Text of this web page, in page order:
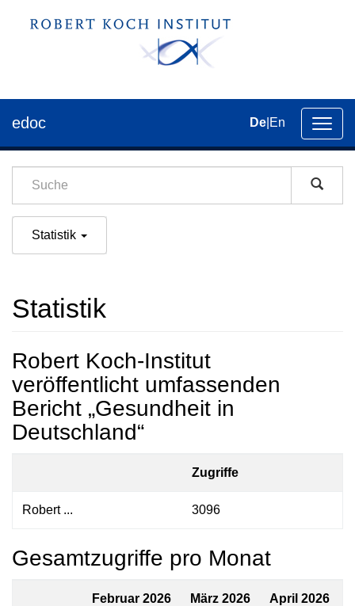
der
edoc De En
Statistik
Statistik
Robert Koch-Institut
veröffentlicht umfassenden
Bericht „Gesundheit in
Deutschland“
Zugriffe
Robert ... 3096
Gesamtzugriffe pro Monat
Februar 2026 März 2026 April 2026